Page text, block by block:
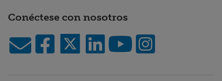
Conéctese con nosotros